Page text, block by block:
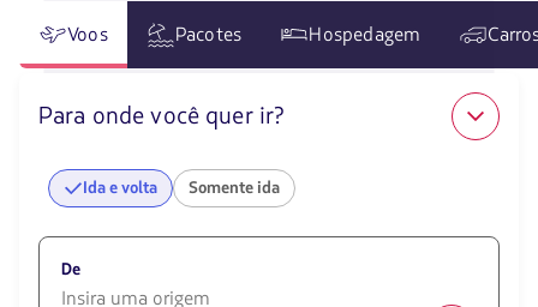
Voos Pacotes Hospedagem
Para onde você quer ir?
Ida e volta Somente ida
De